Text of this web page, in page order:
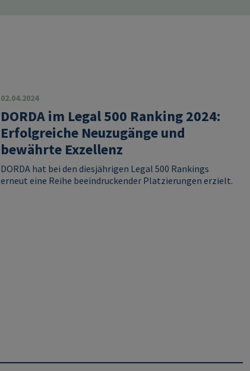
02.04.2024
DORDA im Legal 500 Ranking 2024:
Erfolgreiche Neuzugänge und
bewährte Exzellenz
DORDA hat bei den diesjährigen Legal 500 Rankings
erneut eine Reihe beeindruckender Platzierungen erzielt.